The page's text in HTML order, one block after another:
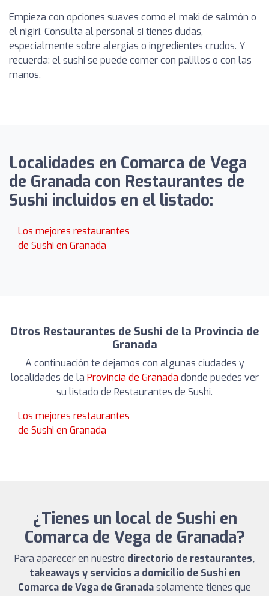
Empieza con opciones suaves como el maki de salmón o
el nigiri. Consulta al personal si tienes dudas,
especialmente sobre alergias o ingredientes crudos. Y
recuerda: el sushi se puede comer con palillos o con las
manos.
Localidades en Comarca de Vega
de Granada con Restaurantes de
Sushi incluidos en el listado:
Los mejores restaurantes
de Sushi en Granada
Otros Restaurantes de Sushi de la Provincia de
Granada
A continuación te dejamos con algunas ciudades y
localidades de la Provincia de Granada donde puedes ver
su listado de Restaurantes de Sushi.
Los mejores restaurantes
de Sushi en Granada
¿Tienes un local de Sushi en
Comarca de Vega de Granada?
Para aparecer en nuestro directorio de restaurantes,
takeaways y servicios a domicilio de Sushi en
Comarca de Vega de Granadasolamente tienes que